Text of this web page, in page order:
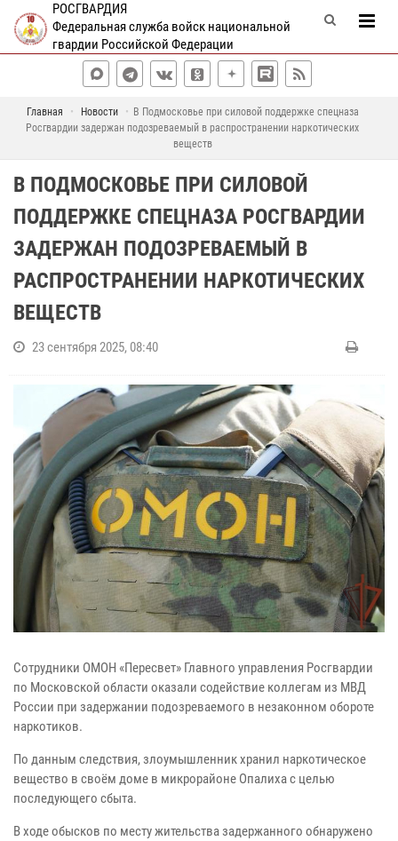
РОСГВАРДИЯ
Федеральная служба войск национальной
гвардии Российской Федерации
Главная Новости
В Подмосковье при силовой поддержке спецназа
Росгвардии задержан подозреваемый в распространении наркотических
веществ
В ПОДМОСКОВЬЕ ПРИ СИЛОВОЙ
ПОДДЕРЖКЕ СПЕЦНАЗА РОСГВАРДИИ
ЗАДЕРЖАН ПОДОЗРЕВАЕМЫЙ В
РАСПРОСТРАНЕНИИ НАРКОТИЧЕСКИХ
ВЕЩЕСТВ
23 сентября 2025, 08:40
Сотрудники ОМОН «Пересвет» Главного управления Росгвардии
по Московской области оказали содействие коллегам из МВД
России при задержании подозреваемого в незаконном обороте
наркотиков.
По данным следствия, злоумышленник хранил наркотическое
вещество в своём доме в микрорайоне Опалиха с целью
последующего сбыта.
В ходе обысков по месту жительства задержанного обнаружено